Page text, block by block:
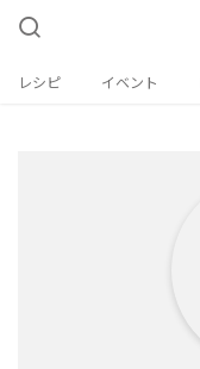
レシピ イベント